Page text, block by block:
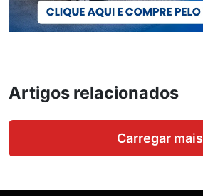
Artigos relacionados
Carregar mais